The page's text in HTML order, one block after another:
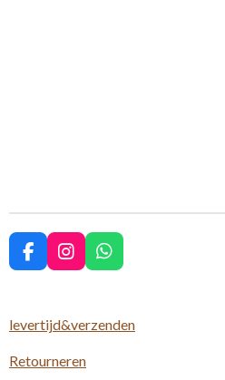
F
a
b
o
I
n
a
r
W
h
s
levertijd&verzenden
Retourneren